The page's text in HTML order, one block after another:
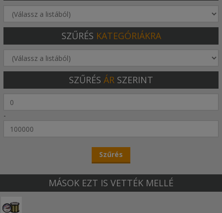
SZŰRÉS KATEGÓRIÁKRA
SZŰRÉS ÁR SZERINT
-
MÁSOK EZT IS VETTÉK MELLÉ